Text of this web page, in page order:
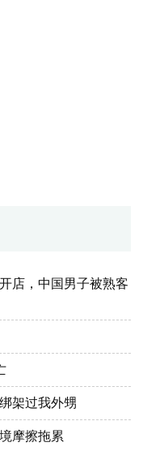
店，中国男子被熟客
架过我外甥
摩擦拖累